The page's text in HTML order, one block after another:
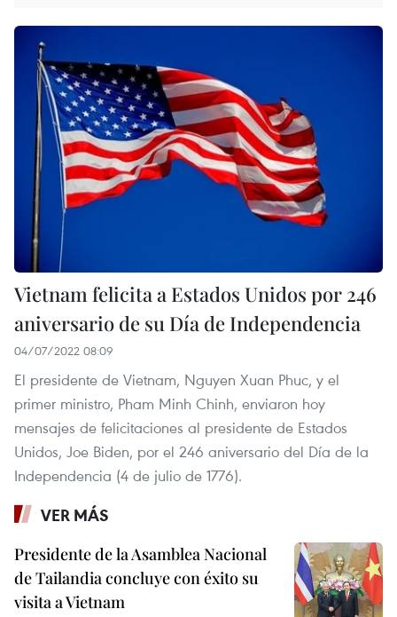
Vietnam felicita a Estados Unidos por 246
aniversario de su Día de Independencia
04/07/2022 08:09
El presidente de Vietnam, Nguyen Xuan Phuc, y el
primer ministro, Pham Minh Chinh, enviaron hoy
mensajes de felicitaciones al presidente de Estados
Unidos, Joe Biden, por el 246 aniversario del Día de la
Independencia (4 de julio de 1776).
VER MÁS
Presidente de la Asamblea Nacional
de Tailandia concluye con éxito su
visita a Vietnam